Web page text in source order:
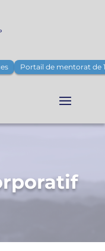
Portail de mentorat de